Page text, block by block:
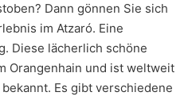
Dann gönnen Sie sich
im Atzaró. Eine
Diese lächerlich schöne
Orangenhain und ist weltweit
Es gibt verschiedene